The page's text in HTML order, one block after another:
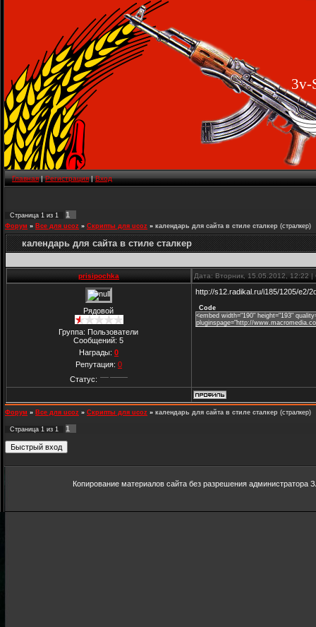
3v-
Главная|Регистрация|Вход
Страница 1 из 1 1
Форум » Все для ucoz » Скрипты для ucoz » календарь для сайта в стиле сталкер (стралкер)
календарь для сайта в стиле сталкер
prisipochka Дата: Вторник, 15.05.2012, 12:22
Рядовой
Группа: Пользователи
Сообщений:5
Награды: 0
Репутация: 0
Статус:
http://s12.radikal.ru/i185/1205/e2/
Code
<embed width="190" height="193"
pluginspage="http://
Форум » Все для ucoz » Скрипты для ucoz » календарь для сайта в стиле сталкер (стралкер)
Страница 1 из 1 1
Копирование материалов сайта без разрешения